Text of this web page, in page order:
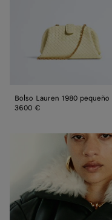
Bolso Lauren 1980 pequeño
3600 €